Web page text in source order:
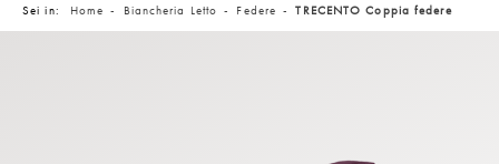
Sei in: Home Biancheria Letto Federe TRECENTO Coppia federe